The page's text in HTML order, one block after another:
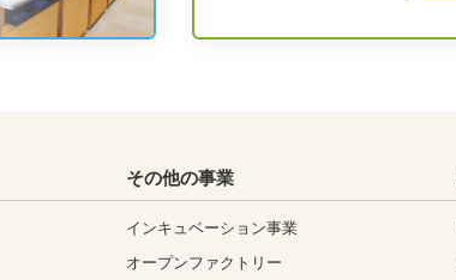
その他の事業
インキュベーション事業
オープンファクトリー